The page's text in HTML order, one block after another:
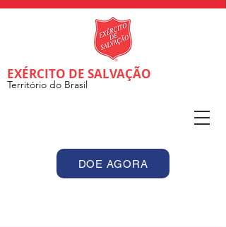
EXÉRCITO DE SALVAÇÃO
Território do Brasil
DOE AGORA